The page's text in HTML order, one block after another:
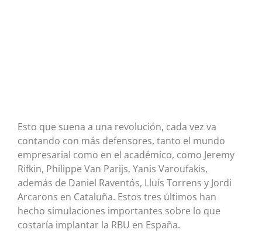
Esto que suena a una revolución, cada vez va
contando con más defensores, tanto el mundo
empresarial como en el académico, como Jeremy
Rifkin, Philippe Van Parijs, Yanis Varoufakis,
además de Daniel Raventós, Lluís Torrens y Jordi
Arcarons en Cataluña. Estos tres últimos han
hecho simulaciones importantes sobre lo que
costaría implantar la RBU en España.